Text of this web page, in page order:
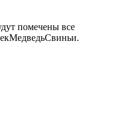
помечены все